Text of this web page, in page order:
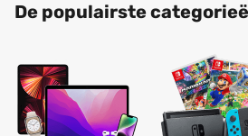
De populairste